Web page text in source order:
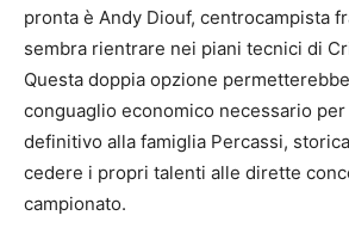
pronta è Andy Diouf, centrocampista
sembra rientrare nei piani tecnici di
Questa doppia opzione
conguaglio economico necessario
definitivo alla famiglia Percassi,
cedere i propri talenti alle dirette
campionato.